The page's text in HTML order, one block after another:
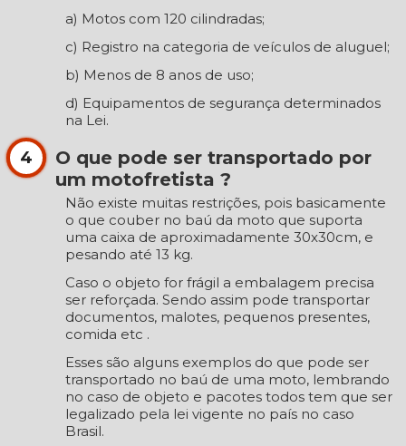
a) Motos com 120 cilindradas;
c) Registro na categoria de veículos de aluguel;
b) Menos de 8 anos de uso;
d) Equipamentos de segurança determinados
na Lei.
4
O que pode ser transportado por
um motofretista ?
Não existe muitas restrições, pois basicamente
o que couber no baú da moto que suporta
uma caixa de aproximadamente 30x30cm, e
pesando até 13 kg.
Caso o objeto for frágil a embalagem precisa
ser reforçada. Sendo assim pode transportar
documentos, malotes, pequenos presentes,
comida etc .
Esses são alguns exemplos do que pode ser
transportado no baú de uma moto, lembrando
no caso de objeto e pacotes todos tem que ser
legalizado pela lei vigente no país no caso
Brasil.